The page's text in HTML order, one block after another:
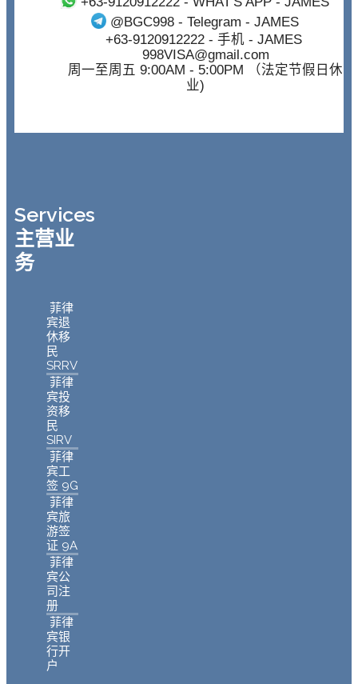
@BGC998 - Telegram - JAMES
+63-9120912222- 手机 - JAMES
998VISA@gmail.com
周一至周五 9:00AM - 5:00PM （法定节假日休
业)
Services
主营业
务
菲律
宾退
休移
民
SRRV
菲律
宾投
资移
民
SIRV
菲律
宾工
签 9G
菲律
宾旅
游签
证 9A
菲律
宾公
司注
册
菲律
宾银
行开
户